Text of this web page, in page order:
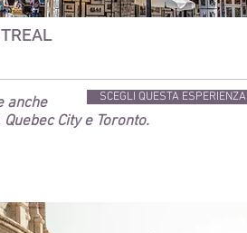
anche
Quebec City e Toronto.
SCEGLI QUESTA ESPERIENZA